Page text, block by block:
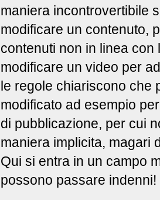
maniera incontrovertibile
modificare un contenuto,
contenuti non in linea
modificare un video per
le regole chiariscono che
modificato ad esempio
di pubblicazione, per cui
maniera implicita, magari
Qui si entra in un campo
possono passare indenni!